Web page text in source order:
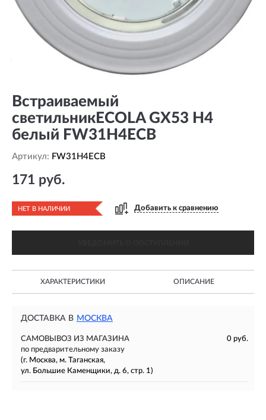
Встраиваемый
светильникECOLA GX53 H4
белый FW31H4ECB
Артикул: FW31H4ECB
171 руб.
НЕТ В НАЛИЧИИ Добавить к сравнению
ХАРАКТЕРИСТИКИ ОПИСАНИЕ
ДОСТАВКА В МОСКВА
САМОВЫВОЗ ИЗ МАГАЗИНА
0 руб.
по предварительному заказу
(г. Москва, м. Таганская,
ул. Большие Каменщики, д. 6, стр. 1)